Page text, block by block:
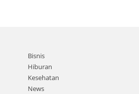
Bisnis
Hiburan
Kesehatan
News